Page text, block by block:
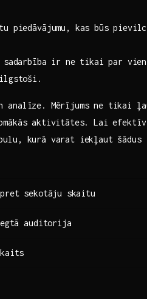
piedāvājumu, kas būs
⁤sadarbība ‌ir ne tikai ​par
ilgstoši.
analīze. Mērījums ne tikai
aktivitātes. Lai
kurā varat iekļaut
sekotāju ⁢skaitu
auditorija